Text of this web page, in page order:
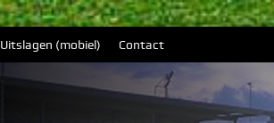
Uitslagen (mobiel) Contact